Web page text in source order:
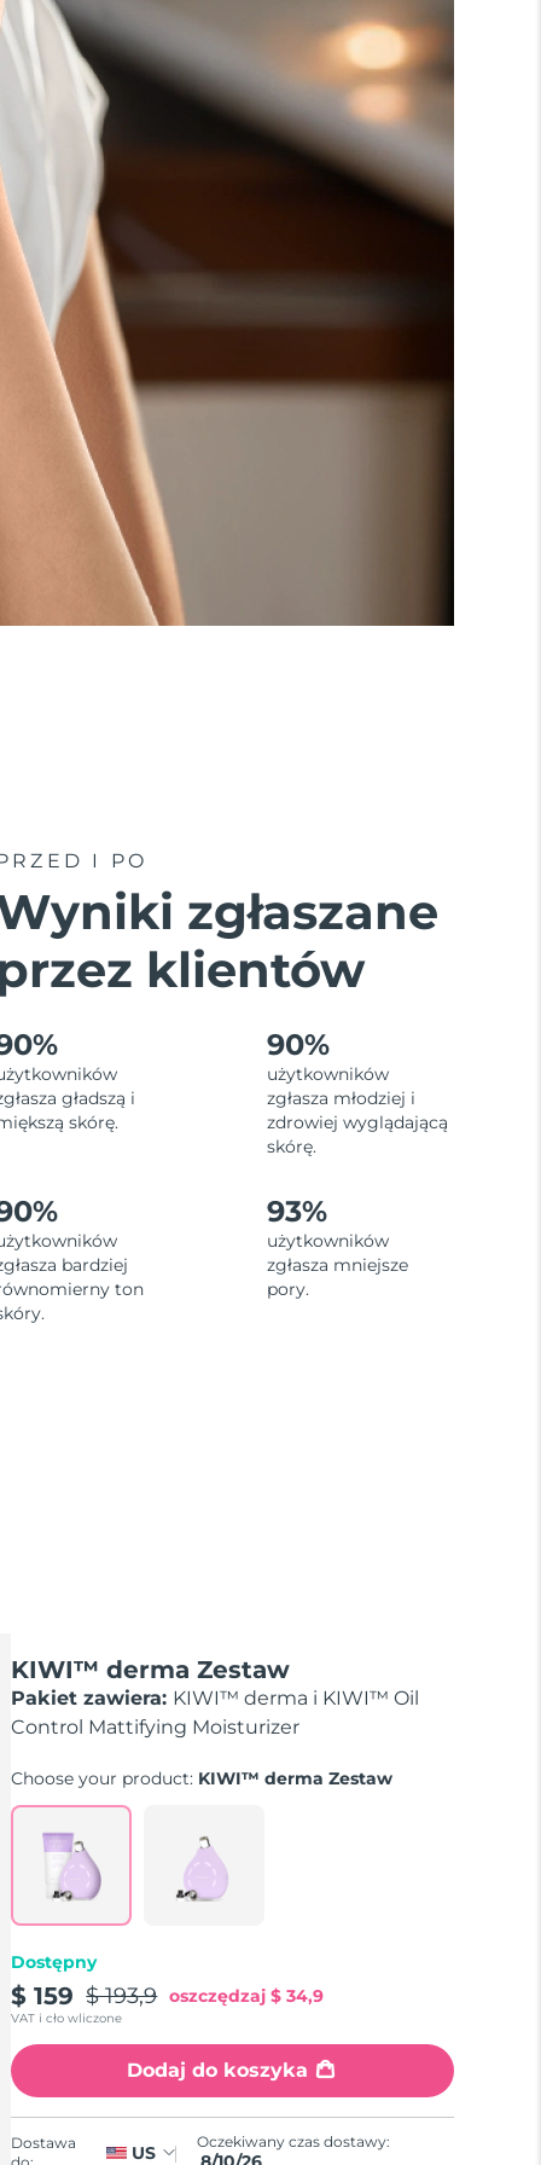
I PO
zgłaszane
klientów
gładszą i
skórę.
90%
użytkowników
zgłasza młodziej i
zdrowiej wyglądającą
skórę.
bardziej
ton
93%
użytkowników
zgłasza mniejsze
pory.
KIWI™ derma Zestaw
Pakiet zawiera: KIWI™ derma i KIWI™ Oil
Control Mattifying Moisturizer
Choose your product: KIWI™ derma Zestaw
Dostępny
$ 159 $ 193,9 oszczędzaj $ 34,9
VAT i cło wliczone
Dodaj do koszyka
Dostawa
US Oczekiwany czas dostawy: